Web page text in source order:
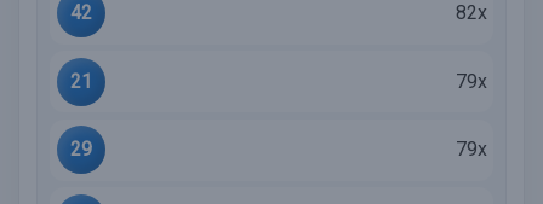
42 82x
21 79x
29 79x